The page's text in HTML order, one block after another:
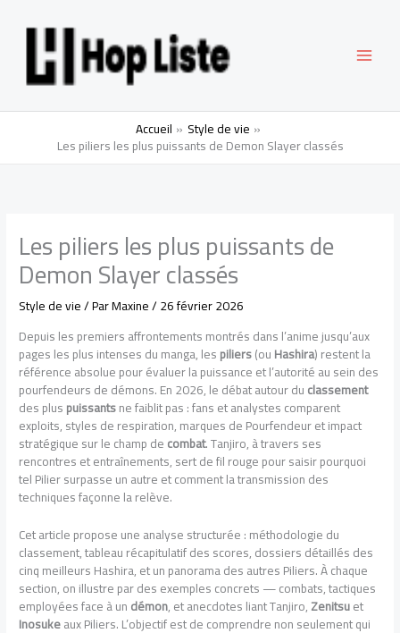
Accueil Style de vie
Les piliers les plus puissants de Demon Slayer classés
Les piliers les plus puissants de
Demon Slayer classés
Style de vie/ ParMaxine/26 février 2026
Depuis les premiers affrontements montrés dans l’anime jusqu’aux
pages les plus intenses du manga, lespiliers(ouHashira) restent la
référence absolue pour évaluer la puissance et l’autorité au sein des
pourfendeurs de démons. En 2026, le débat autour duclassement
des pluspuissantsne faiblit pas : fans et analystes comparent
exploits, styles de respiration, marques de Pourfendeur et impact
stratégique sur le champ decombat. Tanjiro, à travers ses
rencontres et entraînements, sert de fil rouge pour saisir pourquoi
tel Pilier surpasse un autre et comment la transmission des
techniques façonne la relève.
Cet article propose une analyse structurée : méthodologie du
classement, tableau récapitulatif des scores, dossiers détaillés des
cinq meilleurs Hashira, et un panorama des autres Piliers. À chaque
section, on illustre par des exemples concrets — combats, tactiques
employées face à undémon, et anecdotes liant Tanjiro,Zenitsuet
Inosukeaux Piliers. L’objectif est de comprendre non seulement qui